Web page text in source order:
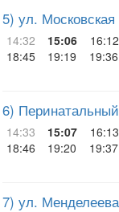
5) ул. Московская
14:32 15:06 16:12
18:45
19:19 19:36
6)
14:33 15:07 16:13
18:46
19:20 19:37
7) ул. Менделеева